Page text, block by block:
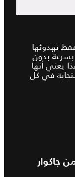
فقط بهدوئها
بسرعة بدون
يعني أنها
في كل
جاكوار